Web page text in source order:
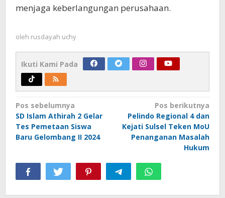
menjaga keberlangungan perusahaan.
oleh rusdayah uchy
Ikuti Kami Pada
Navigasi
pos
Pos sebelumnya
SD Islam Athirah 2 Gelar
Tes Pemetaan Siswa
Baru Gelombang II 2024
Pos berikutnya
Pelindo Regional 4 dan
Kejati Sulsel Teken MoU
Penanganan Masalah
Hukum